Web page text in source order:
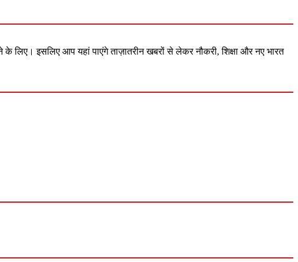
इसलिए आप यहां पाएंगे ताज़ातरीन खबरों से लेकर नौकरी, शिक्षा और नए भारत